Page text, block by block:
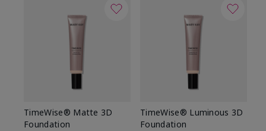
TimeWise® Matte 3D
Foundation
TimeWise® Luminous 3D
Foundation